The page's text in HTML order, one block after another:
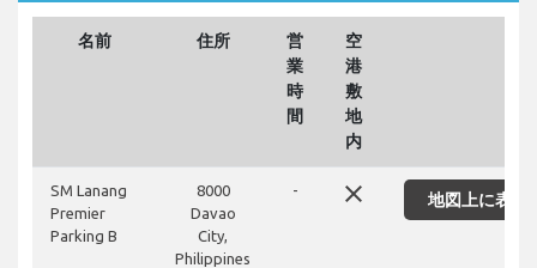
名前 住所
営
業
時
間
空
港
敷
地
内
SM Lanang
Premier
Parking B
8000
Davao
City,
Philippines
- close 地図上に表示